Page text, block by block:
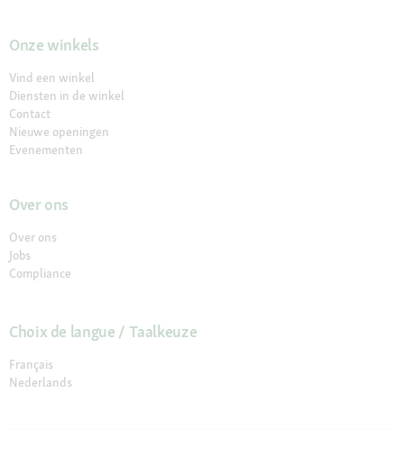
Onze winkels
Vind een winkel
Diensten in de winkel
Contact
Nieuwe openingen
Evenementen
Over ons
Over ons
Jobs
Compliance
Choix de langue / Taalkeuze
Français
Nederlands